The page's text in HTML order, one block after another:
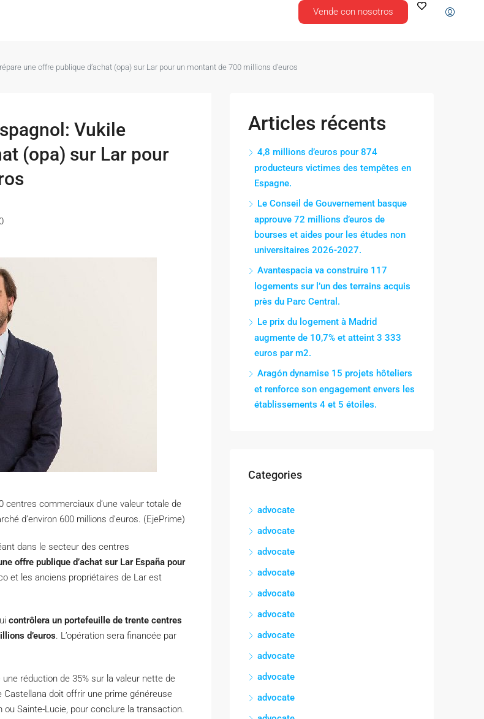
Vende con nosotros
une offre publique d’achat (opa) sur Lar pour un montant de 700 millions d’euros
Vukile
(opa) sur Lar pour
centres commerciaux d’une valeur totale de
d’environ 600 millions d’euros. (EjePrime)
dans le secteur des centres
offre publique d’achat sur Lar España pour
et les anciens propriétaires de Lar est
contrôlera un portefeuille de trente centres
d’euros. L’opération sera financée par
réduction de 35% sur la valeur nette de
doit offrir une prime généreuse
Sainte-Lucie, pour conclure la transaction.
Articles récents
4,8 millions d’euros pour 874
producteurs victimes des tempêtes en
Espagne.
Le Conseil de Gouvernement basque
approuve 72 millions d’euros de
bourses et aides pour les études non
universitaires 2026-2027.
Avantespacia va construire 117
logements sur l’un des terrains acquis
près du Parc Central.
Le prix du logement à Madrid
augmente de 10,7% et atteint 3 333
euros par m2.
Aragón dynamise 15 projets hôteliers
et renforce son engagement envers les
établissements 4 et 5 étoiles.
Categories
advocate
advocate
advocate
advocate
advocate
advocate
advocate
advocate
advocate
advocate